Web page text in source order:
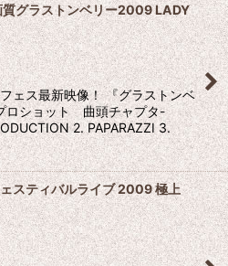
質グラストンベリー2009 LADY
ェス最新映像！ 『グラストンベ
ロショット 曲頭チャプタ-
2. PAPARAZZI 3.
スティバルライブ 2009 極上